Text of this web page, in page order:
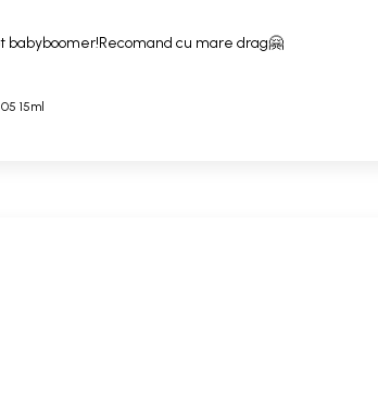
babyboomer!Recomand cu mare drag🤗
15ml